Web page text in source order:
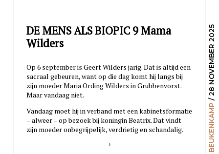
GER BEUKENKAMP
/ 28 NOVEMBER 2025
DE MENS ALS BIOPIC 9 Mama
Wilders
Op 6 september is Geert Wilders jarig. Dat is altijd een
sacraal gebeuren, want op die dag komt hij langs bij
zijn moeder Maria Ording Wilders in Grubbenvorst.
Maar vandaag niet.
Vandaag moet hij in verband met een kabinetsformatie
– alweer – op bezoek bij koningin Beatrix. Dat vindt
zijn moeder onbegrijpelijk, verdrietig en schandalig.
*